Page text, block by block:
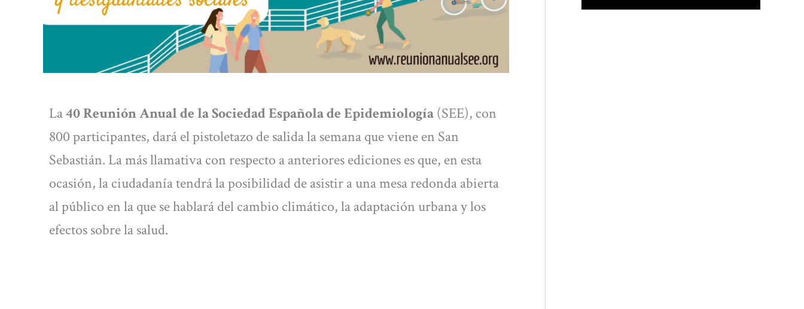
La40 Reunión Anual de la Sociedad Española de Epidemiología(SEE), con
800 participantes, dará el pistoletazo de salida la semana que viene en San
Sebastián. La más llamativa con respecto a anteriores ediciones es que, en esta
ocasión, la ciudadanía tendrá la posibilidad de asistir a una mesa redonda abierta
al público en la que se hablará del cambio climático, la adaptación urbana y los
efectos sobre la salud.